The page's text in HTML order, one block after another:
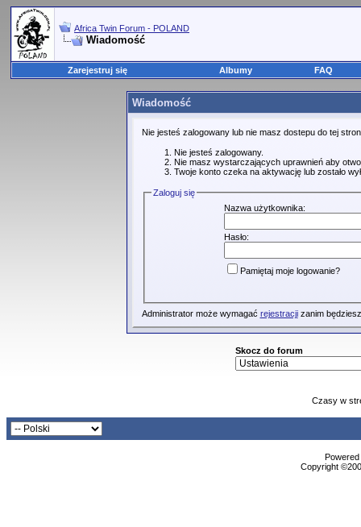
Africa Twin Forum - POLAND
Wiadomość
Zarejestruj się Albumy FAQ
Wiadomość
Nie jesteś zalogowany lub nie masz dostepu do tej
Nie jesteś zalogowany.
Nie masz wystarczających uprawnień aby
Twoje konto czeka na aktywację lub zostało
Zaloguj się
Nazwa użytkownika:
Hasło:
Pamiętaj moje logowanie?
Administrator może wymagać rejestracjizanim
Skocz do forum
Czasy w
Copyright